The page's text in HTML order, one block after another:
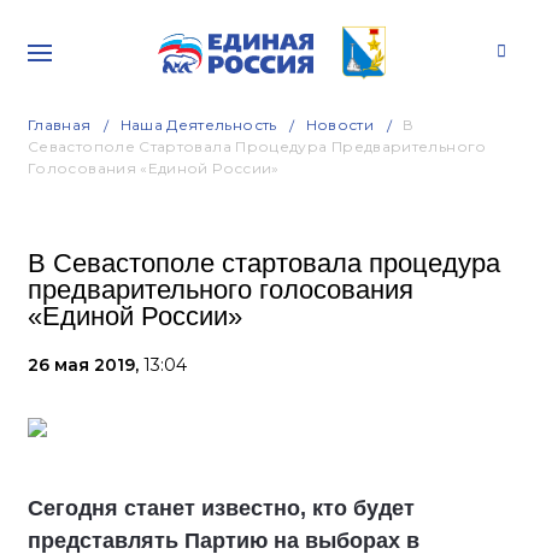
Главная Наша Деятельность Новости
В
Севастополе Стартовала Процедура Предварительного
Голосования «Единой России»
В Севастополе стартовала процедура
предварительного голосования
«Единой России»
26 мая 2019, 13:04
Сегодня станет известно, кто будет
представлять Партию на выборах в